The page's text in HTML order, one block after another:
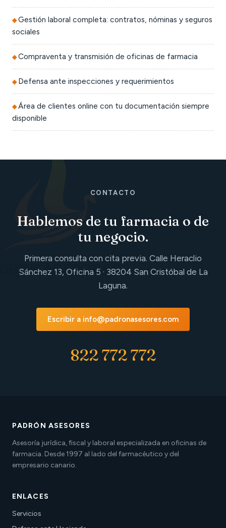
Gestión laboral completa: contratos, nóminas y seguros
sociales
Compraventa y transmisión de oficinas de farmacia
Defensa ante inspecciones y requerimientos
Área de clientes online con tu documentación siempre
disponible
CONTACTO
Hablemos de tu farmacia o de
tu negocio.
Primera consulta con cita previa. Calle Heraclio
Sánchez 13, Oficina 5 · 38204 San Cristóbal de La
Laguna.
Escribir a info@padronasesores.com
822 772 772
PADRÓN ASESORES
Asesoría jurídica, fiscal y laboral especializada en oficinas de
farmacia. Desde 1997 al lado del farmacéutico y del
empresario canario.
ENLACES
Servicios